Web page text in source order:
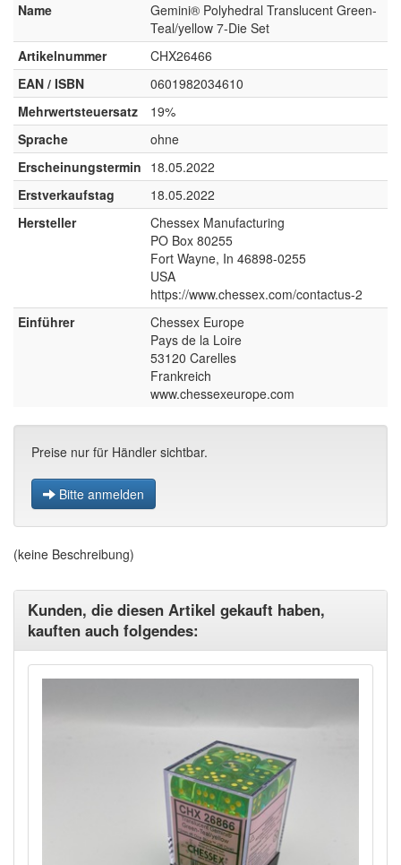
Name
Gemini® Polyhedral Translucent Green-
Teal/yellow 7-Die Set
Artikelnummer
CHX26466
EAN / ISBN
0601982034610
Mehrwertsteuersatz
19%
Sprache
ohne
Erscheinungstermin 18.05.2022
Erstverkaufstag
18.05.2022
Hersteller
Chessex Manufacturing
PO Box 80255
Fort Wayne, In 46898-0255
USA
https://www.chessex.com/contactus-2
Einführer
Chessex Europe
Pays de la Loire
53120 Carelles
Frankreich
www.chessexeurope.com
Preise nur für Händler sichtbar.
Bitte anmelden
(keine Beschreibung)
Kunden, die diesen Artikel gekauft haben,
kauften auch folgendes: